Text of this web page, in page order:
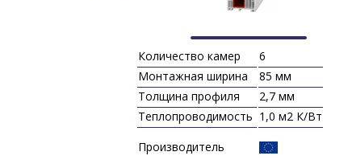
Количество камер
6
Монтажная ширина
85 мм
Толщина профиля
2,7 мм
Теплопроводимость 1,0 м2 К/Вт
Производитель